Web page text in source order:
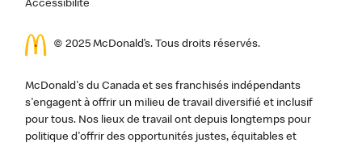
Accessibilité
© 2025 McDonald’s. Tous droits réservés.
McDonald's du Canada et ses franchisés indépendants
s'engagent à offrir un milieu de travail diversifié et inclusif
pour tous. Nos lieux de travail ont depuis longtemps pour
politique d'offrir des opportunités justes, équitables et